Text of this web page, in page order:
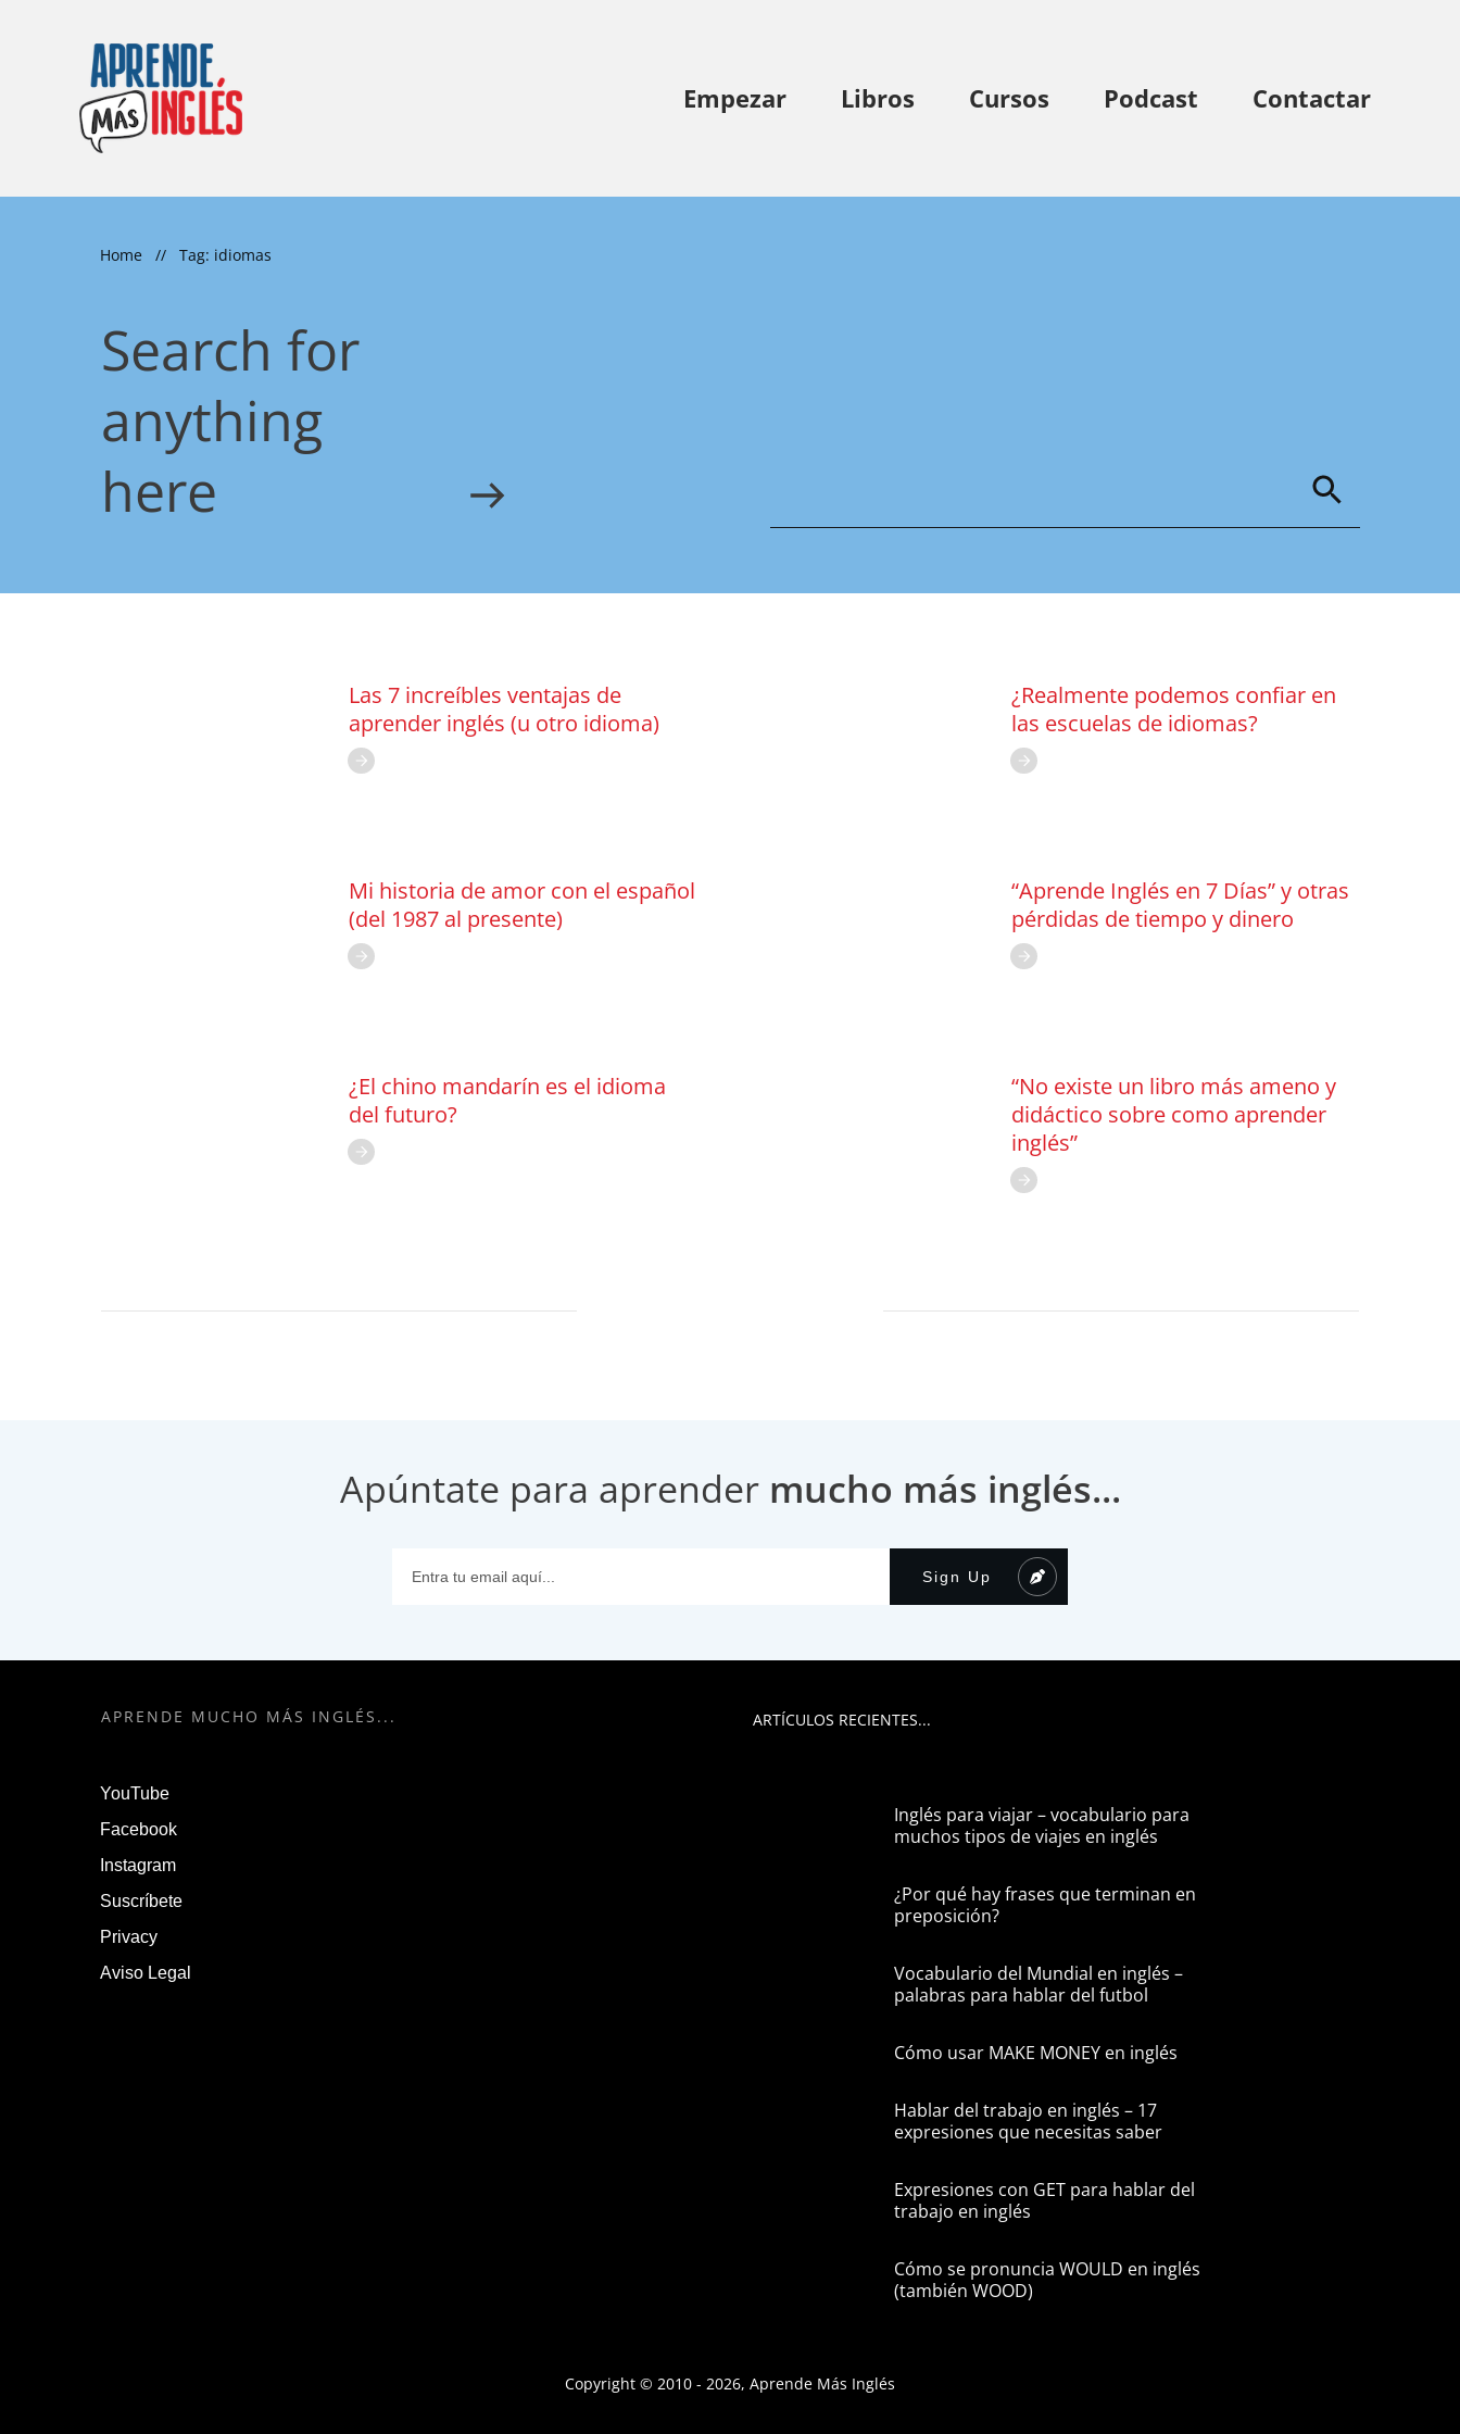
Empezar Libros Cursos Podcast Contactar
Home // Tag: idiomas
Search for
anything
here
Las 7 increíbles ventajas de
aprender inglés (u otro idioma)
¿Realmente podemos confiar en
las escuelas de idiomas?
Mi historia de amor con el español
(del 1987 al presente)
“Aprende Inglés en 7 Días” y otras
pérdidas de tiempo y dinero
¿El chino mandarín es el idioma
del futuro?
“No existe un libro más ameno y
didáctico sobre como aprender
inglés”
Apúntate para aprender mucho más inglés...
Sign Up
APRENDE MUCHO MÁS INGLÉS...
YouTube
Facebook
Instagram
Suscríbete
Privacy
Aviso Legal
ARTÍCULOS RECIENTES...
Inglés para viajar – vocabulario para
muchos tipos de viajes en inglés
¿Por qué hay frases que terminan en
preposición?
Vocabulario del Mundial en inglés –
palabras para hablar del futbol
Cómo usar MAKE MONEY en inglés
Hablar del trabajo en inglés – 17
expresiones que necesitas saber
Expresiones con GET para hablar del
trabajo en inglés
Cómo se pronuncia WOULD en inglés
(también WOOD)
Copyright © 2010 - 2026, Aprende Más Inglés